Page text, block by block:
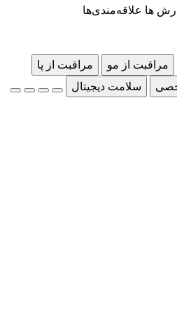
ها علاقه‌مندی‌ها
مراقبت از مو
مراقبت از پا
سلامت دیجیتال